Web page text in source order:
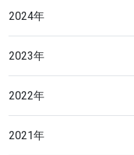
2024年
2023年
2022年
2021年